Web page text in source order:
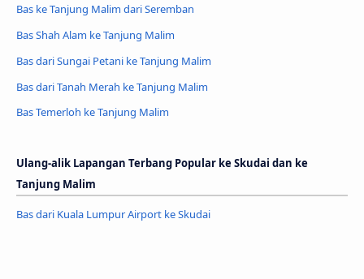
Bas ke Tanjung Malim dari Seremban
Bas Shah Alam ke Tanjung Malim
Bas dari Sungai Petani ke Tanjung Malim
Bas dari Tanah Merah ke Tanjung Malim
Bas Temerloh ke Tanjung Malim
Ulang-alik Lapangan Terbang Popular ke Skudai dan ke
Tanjung Malim
Bas dari Kuala Lumpur Airport ke Skudai